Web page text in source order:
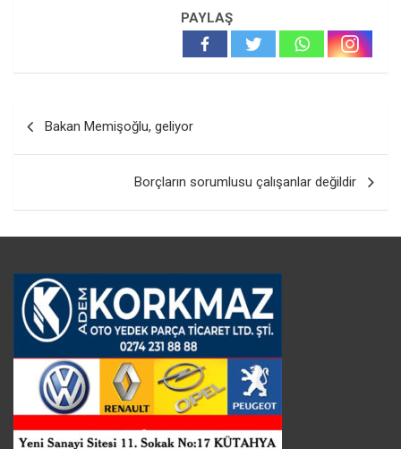
PAYLAŞ
Bakan Memişoğlu, geliyor
Borçların sorumlusu çalışanlar değildir